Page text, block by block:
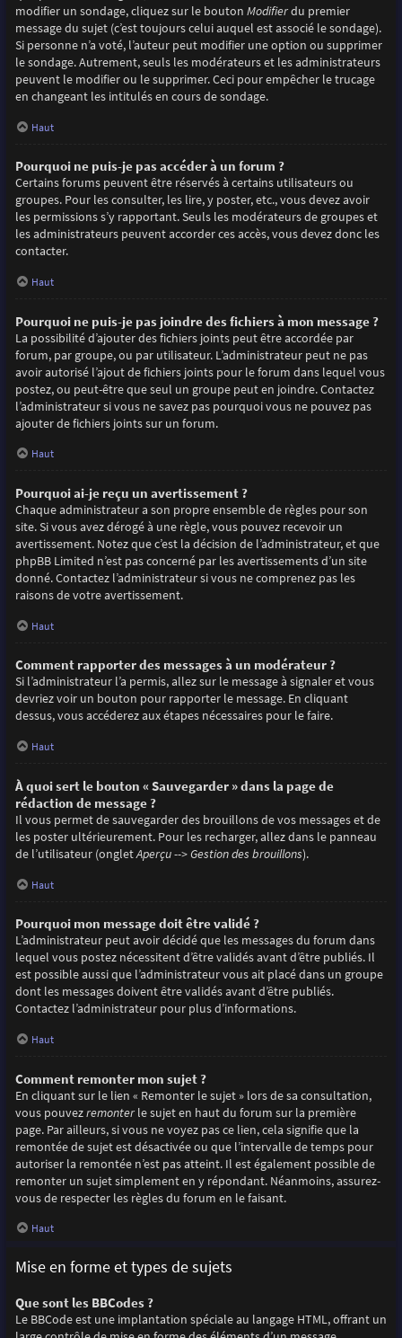
modifier un sondage, cliquez sur le bouton Modifierdu premier
message du sujet (c’est toujours celui auquel est associé le sondage).
Si personne n’a voté, l’auteur peut modifier une option ou supprimer
le sondage. Autrement, seuls les modérateurs et les administrateurs
peuvent le modifier ou le supprimer. Ceci pour empêcher le trucage
en changeant les intitulés en cours de sondage.
Haut
Pourquoi ne puis-je pas accéder à un forum ?
Certains forums peuvent être réservés à certains utilisateurs ou
groupes. Pour les consulter, les lire, y poster, etc., vous devez avoir
les permissions s’y rapportant. Seuls les modérateurs de groupes et
les administrateurs peuvent accorder ces accès, vous devez donc les
contacter.
Haut
Pourquoi ne puis-je pas joindre des fichiers à mon message ?
La possibilité d’ajouter des fichiers joints peut être accordée par
forum, par groupe, ou par utilisateur. L’administrateur peut ne pas
avoir autorisé l’ajout de fichiers joints pour le forum dans lequel vous
postez, ou peut-être que seul un groupe peut en joindre. Contactez
l’administrateur si vous ne savez pas pourquoi vous ne pouvez pas
ajouter de fichiers joints sur un forum.
Haut
Pourquoi ai-je reçu un avertissement ?
Chaque administrateur a son propre ensemble de règles pour son
site. Si vous avez dérogé à une règle, vous pouvez recevoir un
avertissement. Notez que c’est la décision de l’administrateur, et que
phpBB Limited n’est pas concerné par les avertissements d’un site
donné. Contactez l’administrateur si vous ne comprenez pas les
raisons de votre avertissement.
Haut
Comment rapporter des messages à un modérateur ?
Si l’administrateur l’a permis, allez sur le message à signaler et vous
devriez voir un bouton pour rapporter le message. En cliquant
dessus, vous accéderez aux étapes nécessaires pour le faire.
Haut
À quoi sert le bouton « Sauvegarder » dans la page de
rédaction de message ?
Il vous permet de sauvegarder des brouillons de vos messages et de
les poster ultérieurement. Pour les recharger, allez dans le panneau
de l’utilisateur (ongletAperçu --> Gestion des brouillons).
Haut
Pourquoi mon message doit être validé ?
L’administrateur peut avoir décidé que les messages du forum dans
lequel vous postez nécessitent d’être validés avant d’être publiés. Il
est possible aussi que l’administrateur vous ait placé dans un groupe
dont les messages doivent être validés avant d’être publiés.
Contactez l’administrateur pour plus d’informations.
Haut
Comment remonter mon sujet ?
En cliquant sur le lien « Remonter le sujet » lors de sa consultation,
vous pouvezremonterle sujet en haut du forum sur la première
page. Par ailleurs, si vous ne voyez pas ce lien, cela signifie que la
remontée de sujet est désactivée ou que l’intervalle de temps pour
autoriser la remontée n’est pas atteint. Il est également possible de
remonter un sujet simplement en y répondant. Néanmoins, assurez-
vous de respecter les règles du forum en le faisant.
Haut
Mise en forme et types de sujets
Que sont les BBCodes ?
Le BBCode est une implantation spéciale au langage HTML, offrant un